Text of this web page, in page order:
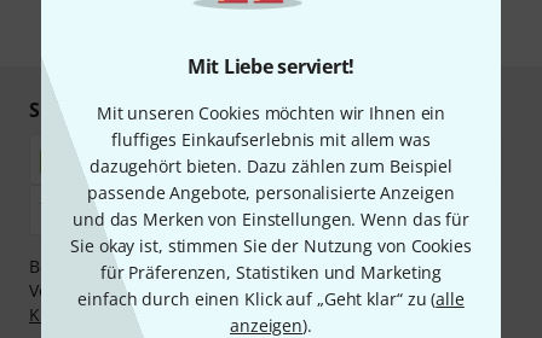
Mit Liebe serviert!
Mit unseren Cookies möchten wir Ihnen ein
fluffiges Einkaufserlebnis mit allem was
dazugehört bieten. Dazu zählen zum Beispiel
passende Angebote, personalisierte Anzeigen
und das Merken von Einstellungen. Wenn das für
Sie okay ist, stimmen Sie der Nutzung von Cookies
für Präferenzen, Statistiken und Marketing
einfach durch einen Klick auf „Geht klar“ zu (alle
anzeigen).
Sicher einkaufen & bezahlen
Bezahlen Sie vertraulich und sicher per Nachnahme,
Vorkasse, PayPal, Amazon Pay,Klarna Sofort bezahlen
Klarna Ratenzahlung
oder Kreditkarte.